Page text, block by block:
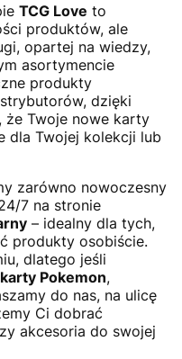
TCG Love to
produktów, ale
opartej na wiedzy,
asortymencie
produkty
dzięki
że Twoje nowe karty
dla Twojej kolekcji lub
zarówno nowoczesny
7 na stronie
– idealny dla tych,
produkty osobiście.
dlatego jeśli
Pokemon,
do nas, na ulicę
Ci dobrać
akcesoria do swojej